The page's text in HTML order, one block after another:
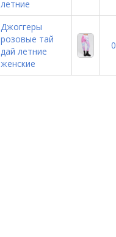
летние
Джоггеры
розовые тай
дай летние
женские
0